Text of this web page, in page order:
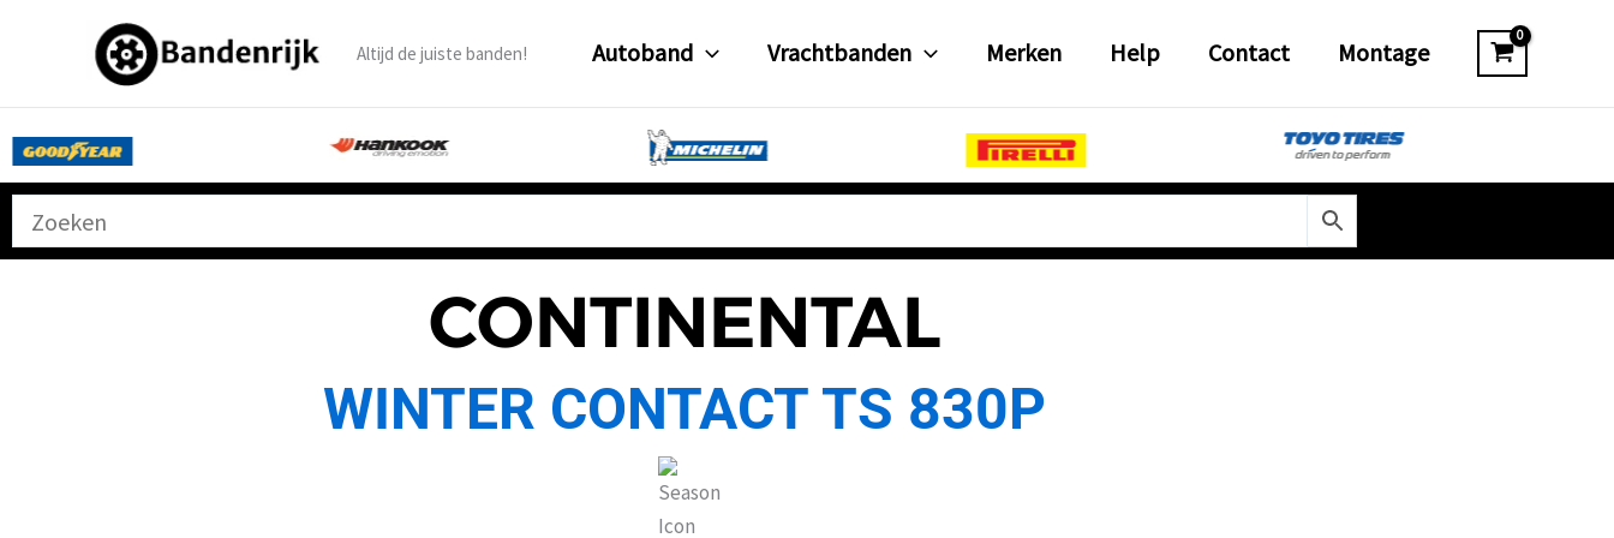
inhoud
Altijd de juiste banden! Autoband Vrachtbanden Merken Help Contact Montage
CONTINENTAL
WINTER CONTACT TS 830P